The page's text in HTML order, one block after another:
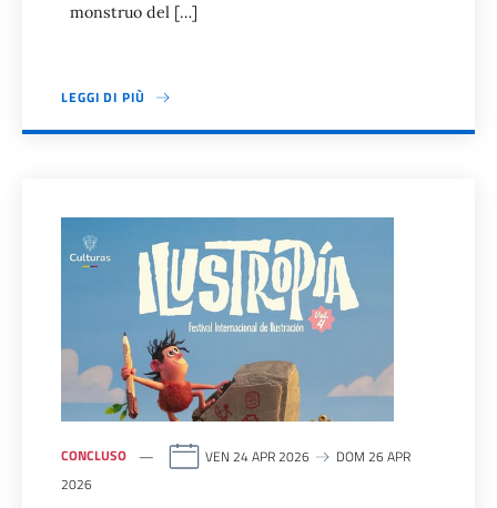
monstruo del […]
LEGGI DI PIÙ
CONCLUSO VEN 24 APR 2026
DOM 26 APR
2026